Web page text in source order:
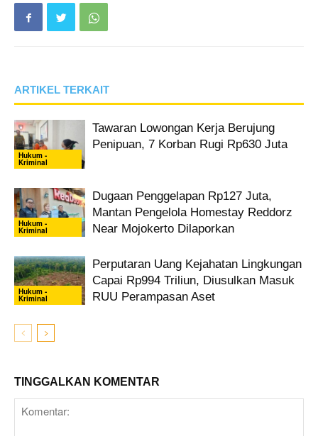
ARTIKEL TERKAIT
Hukum -
Kriminal
Tawaran Lowongan Kerja Berujung
Penipuan, 7 Korban Rugi Rp630 Juta
Hukum -
Kriminal
Dugaan Penggelapan Rp127 Juta,
Mantan Pengelola Homestay Reddorz
Near Mojokerto Dilaporkan
Hukum -
Kriminal
Perputaran Uang Kejahatan Lingkungan
Capai Rp994 Triliun, Diusulkan Masuk
RUU Perampasan Aset
TINGGALKAN KOMENTAR